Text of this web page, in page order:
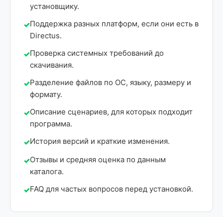
установщику.
Поддержка разных платформ, если они есть в
Directus.
Проверка системных требований до
скачивания.
Разделение файлов по ОС, языку, размеру и
формату.
Описание сценариев, для которых подходит
программа.
История версий и краткие изменения.
Отзывы и средняя оценка по данным
каталога.
FAQ для частых вопросов перед установкой.